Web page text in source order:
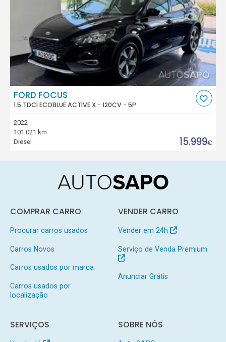
FORD FOCUS
1.5 TDCI ECOBLUE ACTIVE X - 120CV - 5P
2022
101.021 km
Diesel
15.999€
COMPRAR CARRO
Procurar carros usados
Carros Novos
Carros usados por marca
Carros usados por
localização
VENDER CARRO
Vender em 24h
Serviço de Venda Premium
Anunciar Grátis
SERVIÇOS SOBRE NÓS